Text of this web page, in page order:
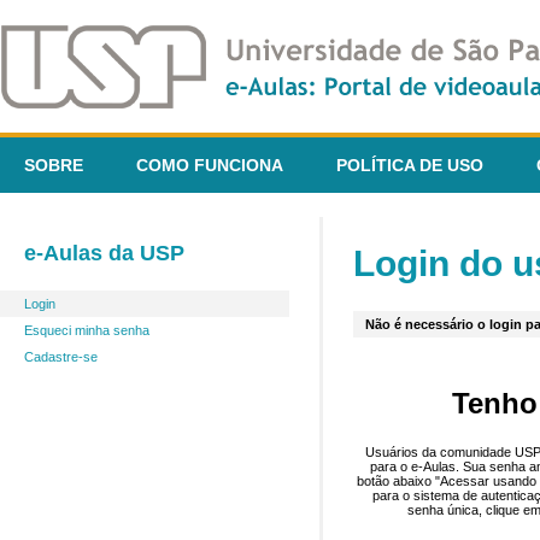
SOBRE COMO FUNCIONA POLÍTICA DE USO
e-Aulas da USP
Login
Esqueci minha senha
Cadastre-se
Login do
Não é necessário o login
Usuários da comunidade
para o e-Aulas. Sua senha
botão abaixo "Acessar
para o sistema de
senha única, clique